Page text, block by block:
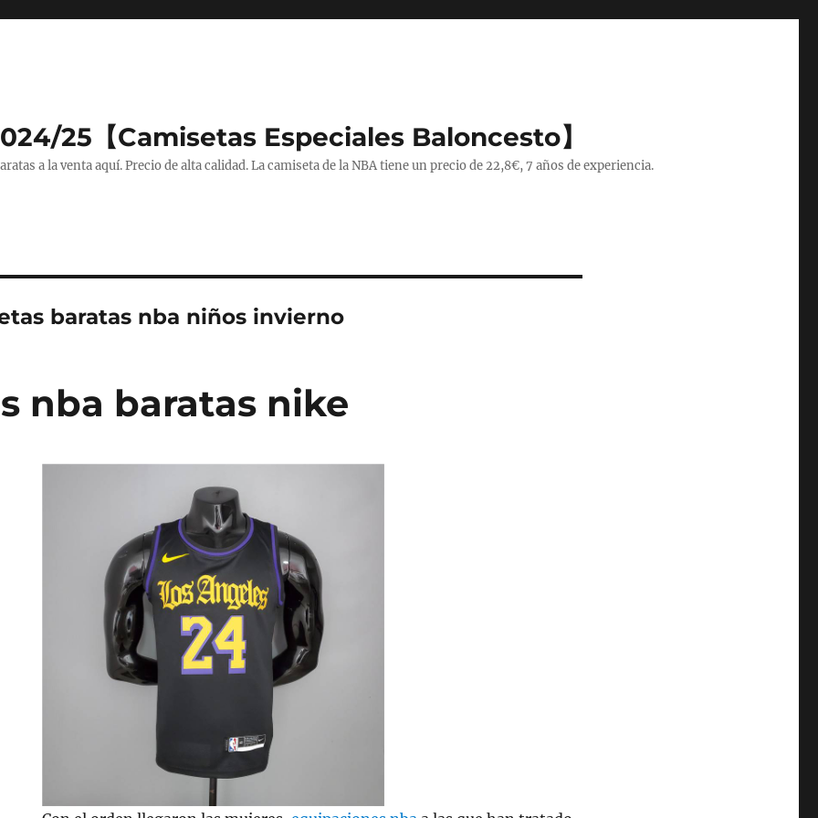
25【Camisetas Especiales Baloncesto】
a la venta aquí. Precio de alta calidad. La camiseta de la NBA tiene un precio de 22,8€, 7 años de experiencia.
baratas nba niños invierno
nba baratas nike